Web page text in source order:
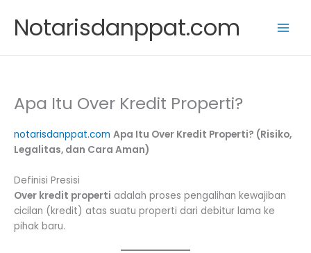
content
Notarisdanppat.com
Apa Itu Over Kredit Properti?
notarisdanppat.com Apa Itu Over Kredit Properti? (Risiko,
Legalitas, dan Cara Aman)
Definisi Presisi
Over kredit properti adalah proses pengalihan kewajiban
cicilan (kredit) atas suatu properti dari debitur lama ke
pihak baru.